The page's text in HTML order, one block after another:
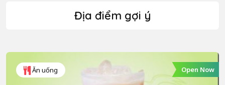
Địa điểm gợi ý
Ăn uống Open Now